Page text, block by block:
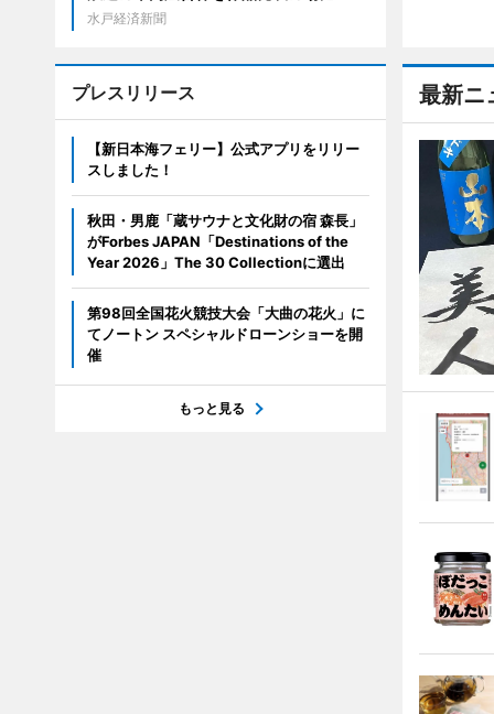
最新ニ
水戸経済新聞
プレスリリース
【新日本海フェリー】公式アプリをリリー
スしました！
秋田・男鹿「蔵サウナと文化財の宿 森長」
がForbes JAPAN「Destinations of the
Year 2026」The 30 Collectionに選出
第98回全国花火競技大会「大曲の花火」に
てノートン スペシャルドローンショーを開
催
もっと見る